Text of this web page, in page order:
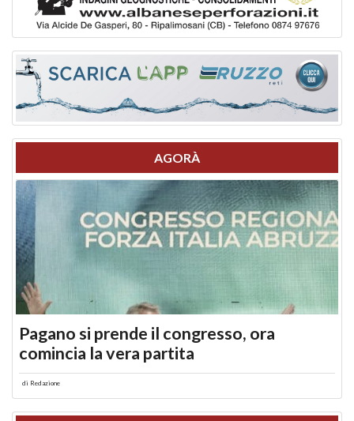
AGORÀ
Pagano si prende il congresso, ora
comincia la vera partita
di Redazione